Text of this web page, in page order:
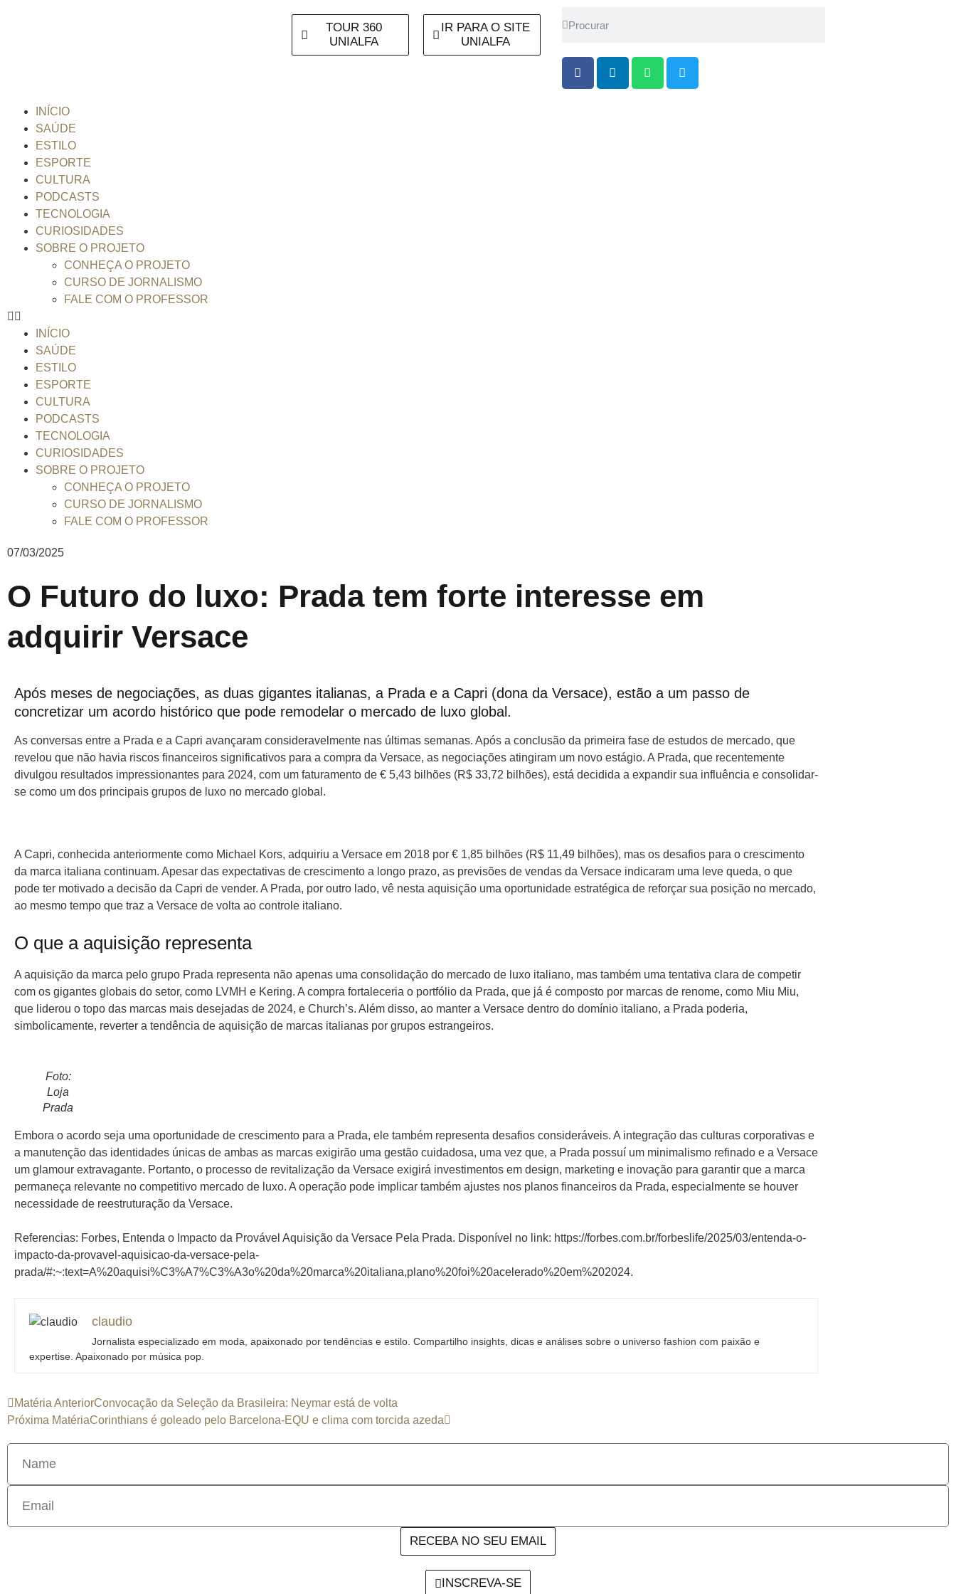
TOUR 360
UNIALFA
IR PARA O SITE
UNIALFA
INÍCIO
SAÚDE
ESTILO
ESPORTE
CULTURA
PODCASTS
TECNOLOGIA
CURIOSIDADES
SOBRE O PROJETO
CONHEÇA O PROJETO
CURSO DE JORNALISMO
FALE COM O PROFESSOR
INÍCIO
SAÚDE
ESTILO
ESPORTE
CULTURA
PODCASTS
TECNOLOGIA
CURIOSIDADES
SOBRE O PROJETO
CONHEÇA O PROJETO
CURSO DE JORNALISMO
FALE COM O PROFESSOR
07/03/2025
O Futuro do luxo: Prada tem forte interesse em
adquirir Versace
Após meses de negociações, as duas gigantes italianas, a Prada e a Capri (dona da Versace), estão a um passo de
concretizar um acordo histórico que pode remodelar o mercado de luxo global.
As conversas entre a Prada e a Capri avançaram consideravelmente nas últimas semanas. Após a conclusão da primeira fase de estudos de mercado, que
revelou que não havia riscos financeiros significativos para a compra da Versace, as negociações atingiram um novo estágio. A Prada, que recentemente
divulgou resultados impressionantes para 2024, com um faturamento de € 5,43 bilhões (R$ 33,72 bilhões), está decidida a expandir sua influência e consolidar-
se como um dos principais grupos de luxo no mercado global.
A Capri, conhecida anteriormente como Michael Kors, adquiriu a Versace em 2018 por € 1,85 bilhões (R$ 11,49 bilhões), mas os desafios para o crescimento
da marca italiana continuam. Apesar das expectativas de crescimento a longo prazo, as previsões de vendas da Versace indicaram uma leve queda, o que
pode ter motivado a decisão da Capri de vender. A Prada, por outro lado, vê nesta aquisição uma oportunidade estratégica de reforçar sua posição no mercado,
ao mesmo tempo que traz a Versace de volta ao controle italiano.
O que a aquisição representa
A aquisição da marca pelo grupo Prada representa não apenas uma consolidação do mercado de luxo italiano, mas também uma tentativa clara de competir
com os gigantes globais do setor, como LVMH e Kering. A compra fortaleceria o portfólio da Prada, que já é composto por marcas de renome, como Miu Miu,
que liderou o topo das marcas mais desejadas de 2024, e Church’s. Além disso, ao manter a Versace dentro do domínio italiano, a Prada poderia,
simbolicamente, reverter a tendência de aquisição de marcas italianas por grupos estrangeiros.
Foto:
Loja
Prada
Embora o acordo seja uma oportunidade de crescimento para a Prada, ele também representa desafios consideráveis. A integração das culturas corporativas e
a manutenção das identidades únicas de ambas as marcas exigirão uma gestão cuidadosa, uma vez que, a Prada possuí um minimalismo refinado e a Versace
um glamour extravagante. Portanto, o processo de revitalização da Versace exigirá investimentos em design, marketing e inovação para garantir que a marca
permaneça relevante no competitivo mercado de luxo. A operação pode implicar também ajustes nos planos financeiros da Prada, especialmente se houver
necessidade de reestruturação da Versace.
Referencias: Forbes, Entenda o Impacto da Provável Aquisição da Versace Pela Prada. Disponível no link: https://forbes.com.br/forbeslife/2025/03/entenda-o-
impacto-da-provavel-aquisicao-da-versace-pela-
prada/#:~:text=A%20aquisi%C3%A7%C3%A3o%20da%20marca%20italiana,plano%20foi%20acelerado%20em%202024.
claudio
Jornalista especializado em moda, apaixonado por tendências e estilo. Compartilho insights, dicas e análises sobre o universo fashion com paixão e
expertise. Apaixonado por música pop.
Matéria AnteriorConvocação da Seleção da Brasileira: Neymar está de volta
Próxima MatériaCorinthians é goleado pelo Barcelona-EQU e clima com torcida azeda
RECEBA NO SEU EMAIL
INSCREVA-SE